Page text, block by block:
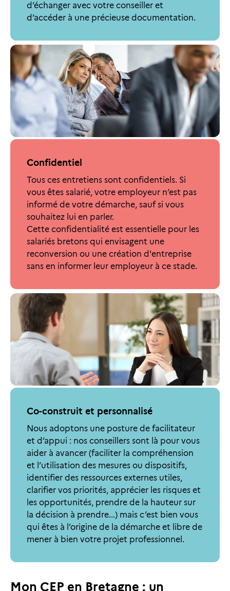
d’échanger avec votre conseiller et
d’accéder à une précieuse documentation.
Confidentiel
Tous ces entretiens sont confidentiels. Si
vous êtes salarié, votre employeur n’est pas
informé de votre démarche, sauf si vous
souhaitez lui en parler.
Cette confidentialité est essentielle pour les
salariés bretons qui envisagent une
reconversion ou une création d'entreprise
sans en informer leur employeur à ce stade.
Co-construit et personnalisé
Nous adoptons une posture de facilitateur
et d’appui : nos conseillers sont là pour vous
aider à avancer (faciliter la compréhension
et l’utilisation des mesures ou dispositifs,
identifier des ressources externes utiles,
clarifier vos priorités, apprécier les risques et
les opportunités, prendre de la hauteur sur
la décision à prendre...) mais c’est bien vous
qui êtes à l’origine de la démarche et libre de
mener à bien votre projet professionnel.
Mon CEP en Bretagne : un